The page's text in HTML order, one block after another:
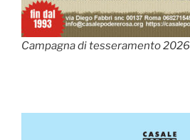
Campagna di tesseramento 2026